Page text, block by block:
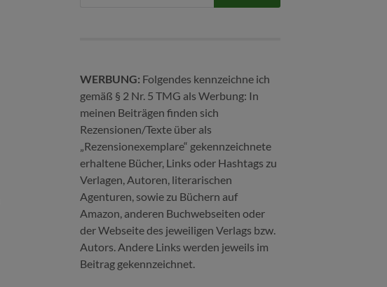
WERBUNG: Folgendes kennzeichne ich
gemäß § 2 Nr. 5 TMG als Werbung: In
meinen Beiträgen finden sich
Rezensionen/Texte über als
„Rezensionexemplare“ gekennzeichnete
erhaltene Bücher, Links oder Hashtags zu
Verlagen, Autoren, literarischen
Agenturen, sowie zu Büchern auf
Amazon, anderen Buchwebseiten oder
der Webseite des jeweiligen Verlags bzw.
Autors. Andere Links werden jeweils im
Beitrag gekennzeichnet.